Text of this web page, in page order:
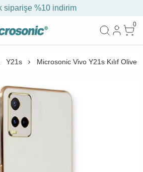
siparişe %10 indirim
0
Y21s Microsonic Vivo Y21s Kılıf Olive